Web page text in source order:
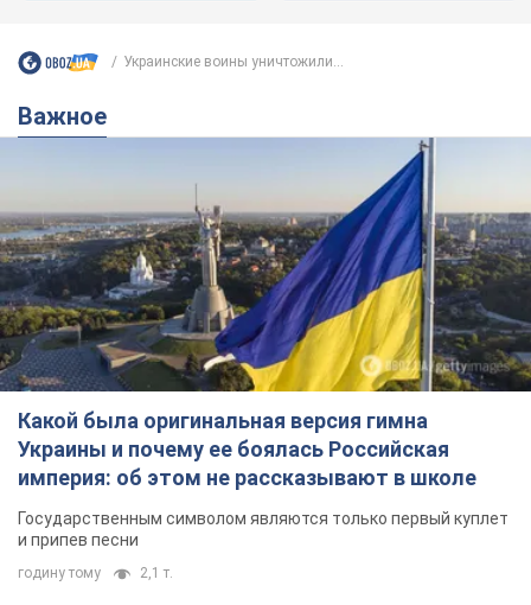
Украинские воины уничтожили...
Важное
Какой была оригинальная версия гимна
Украины и почему ее боялась Российская
империя: об этом не рассказывают в школе
Государственным символом являются только первый куплет
и припев песни
годину тому 2,1 т.